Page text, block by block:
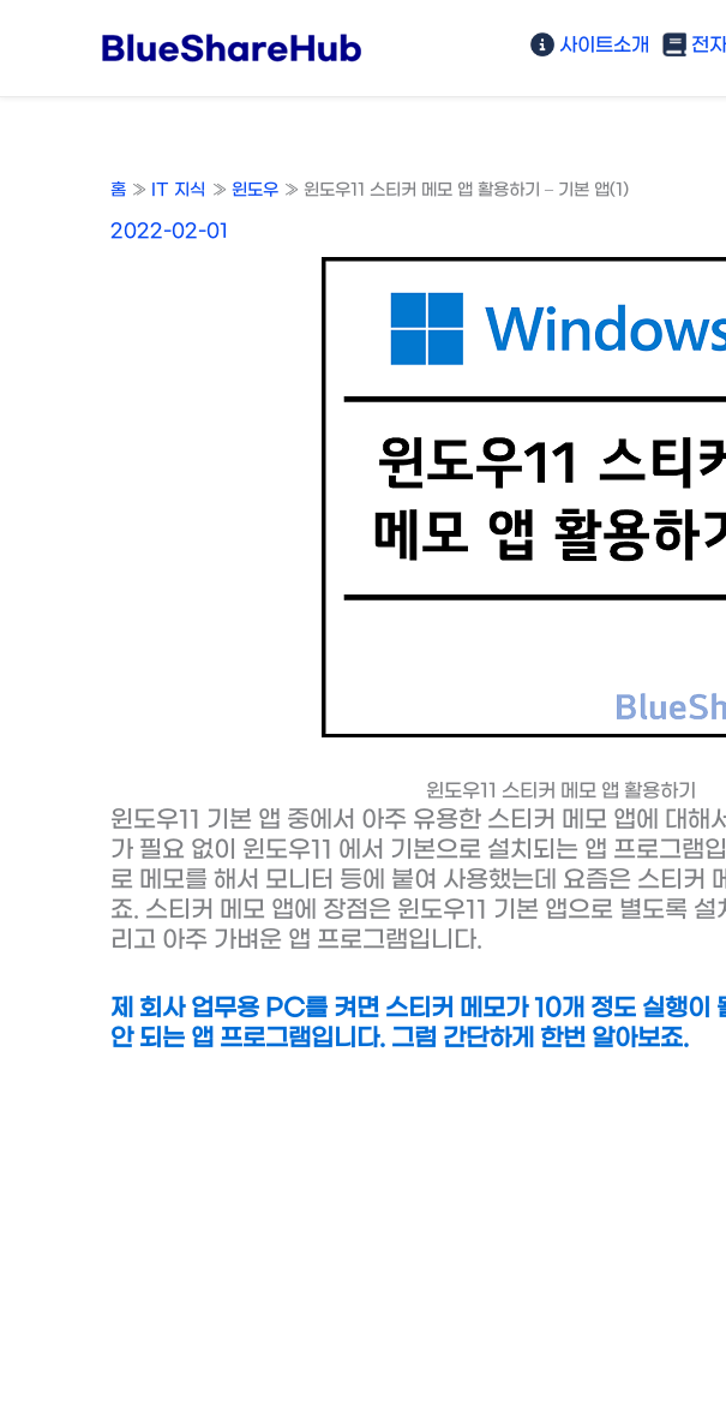
사이트소개 전
홈 IT 지식 윈도우 윈도우11 스티커 메모 앱 활용하기 – 기본 앱(1)
2022-02-01
윈도우11 스티커 메모 앱 활용하기
윈도우11 기본 앱 중에서 아주 유용한 스티커 메모 앱에 대해
가 필요 없이 윈도우11 에서 기본으로 설치되는 앱 프로그램
로 메모를 해서 모니터 등에 붙여 사용했는데 요즘은 스티커
죠. 스티커 메모 앱에 장점은 윈도우11 기본 앱으로 별도록
리고 아주 가벼운 앱 프로그램입니다.
제 회사 업무용 PC를 켜면 스티커 메모가 10개 정도 실행이
안 되는 앱 프로그램입니다. 그럼 간단하게 한번 알아보죠.